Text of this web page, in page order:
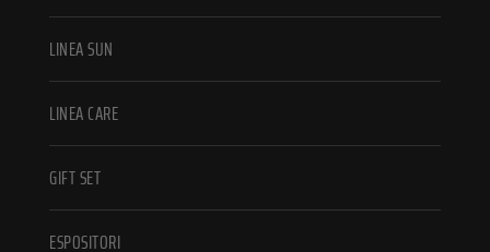
LINEA SUN
LINEA CARE
GIFT SET
ESPOSITORI